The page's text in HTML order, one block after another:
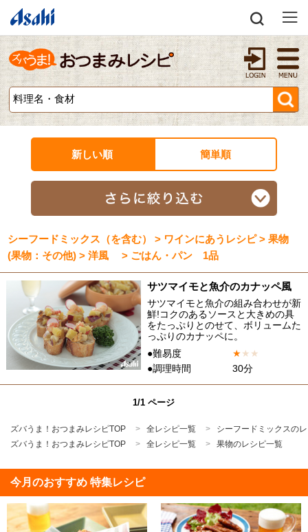
新しい順 簡単順
シーフードミックス（を含む） > ワインにあうレシピ > 果物
(果物：その他) > 洋風 > ごはん・パン 1品
サツマイモと魚介のカナッペ風
サツマイモと魚介の組み合わせが新
鮮!コクのあるソースと大きめの具
をたっぷりとのせて、ボリュームた
っぷりのカナッペに。
●難易度
★★ ★
●調理時間
30分
1/1 ページ
ズバうま！おつまみレシピTOP 全レシピ一覧
シーフードミックスの
ズバうま！おつまみレシピTOP
全レシピ一覧 果物のレシピ一覧
今月のおすすめ 特集レシピ